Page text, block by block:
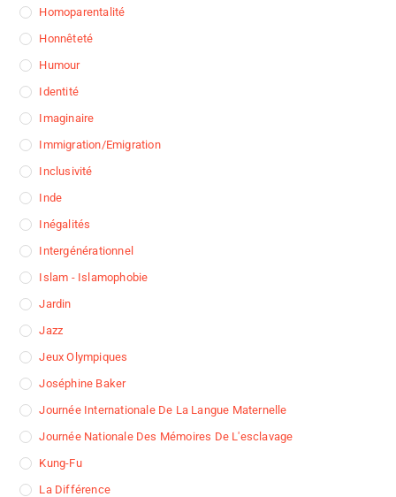
Homoparentalité
Honnêteté
Humour
Identité
Imaginaire
Immigration/Emigration
Inclusivité
Inde
Inégalités
Intergénérationnel
Islam - Islamophobie
Jardin
Jazz
Jeux Olympiques
Joséphine Baker
Journée Internationale De La Langue Maternelle
Journée Nationale Des Mémoires De L'esclavage
Kung-Fu
La Différence